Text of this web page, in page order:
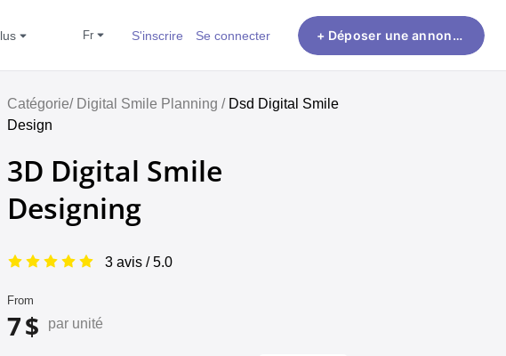
Plus fr S'inscrire Se connecter + Déposer une annonce
Catégorie/ Digital Smile Planning /Dsd Digital Smile
Design
3D Digital Smile
Designing
3 avis / 5.0
From
7 $ par unité